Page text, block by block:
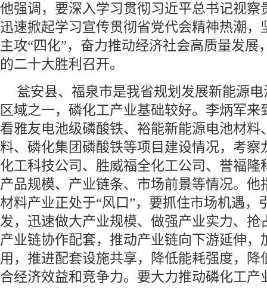
他强调，要深入学习贯彻习近平总书记视察
迅速掀起学习宣传贯彻省党代会精神热潮，
主攻“四化”，奋力推动经济社会高质量发展
的二十大胜利召开。
瓮安县、福泉市是我省规划发展新能源
区域之一，磷化工产业基础较好。李炳军来
看雅友电池级磷酸铁、裕能新能源电池材料
料、磷化集团磷酸铁等项目建设情况，考察
化工科技公司、胜威福全化工公司、誉福隆
产品规模、产业链条、市场前景等情况。他
材料产业正处于“风口”，要抓住市场机遇，
发，迅速做大产业规模、做强产业实力、抢
产业链协作配套，推动产业链向下游延伸，
用，推进配套设施共享，降低能耗强度，降
合经济效益和竞争力。要大力推动磷化工产